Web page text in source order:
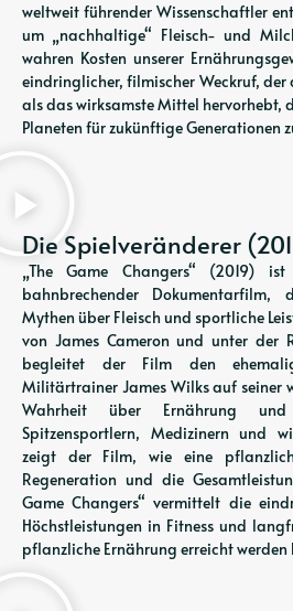
weltweit führender Wissenschaftler
um „nachhaltige“ Fleisch- und
wahren Kosten unserer
eindringlicher, filmischer Weckruf,
als das wirksamste Mittel hervorhebt,
Planeten für zukünftige Generationen
Die Spielveränderer
„The Game Changers“ (2019)
bahnbrechender
Mythen über Fleisch und sportliche
von James Cameron und unter der
begleitet der Film den
Militärtrainer James Wilks auf seiner
Wahrheit über Ernährung
Spitzensportlern, Medizinern und
zeigt der Film, wie eine
Regeneration und die
Game Changers“ vermittelt die
Höchstleistungen in Fitness und
pflanzliche Ernährung erreicht werden